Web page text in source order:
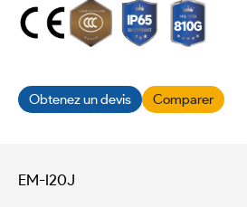
Obtenez un devis Comparer
EM-I20J